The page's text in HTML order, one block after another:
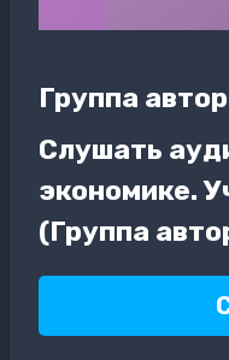
Группа
Слушать
экономике.
(Группа